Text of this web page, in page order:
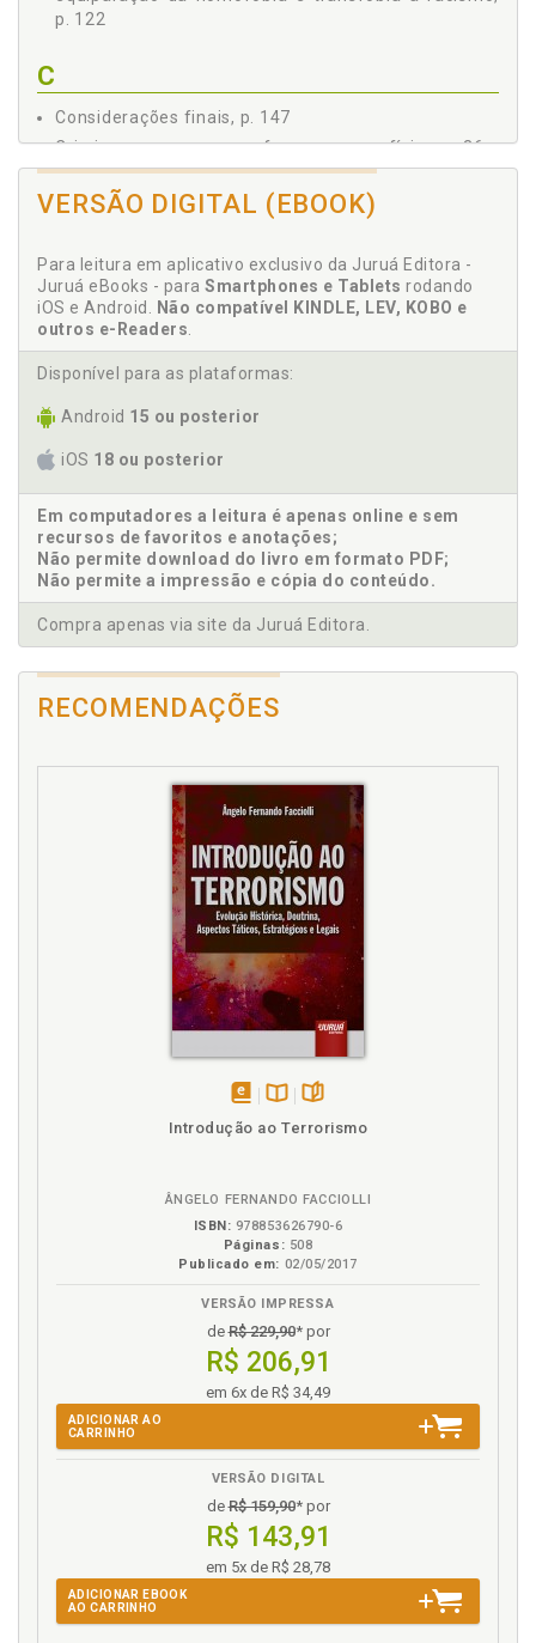
REFERÊNCIAS, p. 155
p. 122
C
Considerações finais, p. 147
Criminoso, agressor ou ofensor pessoa física, p. 36
D
e patrimonial, p. 54
H
Histórico da vítima na legislação criminal brasileira,
Homofobia. Atuação judicial: a punição de condutas
questão da equiparação da homofobia e transfobia
a racismo, p. 122
I
Introdução, p. 17
L
Legislação brasileira: as vítimas comuns e as vítimas
do contexto de violência doméstica e familiar contra
Legislação brasileira: considerações acerca do
sistema de persecução criminal atual, p. 79
Legislação criminal brasileira. Histórico da vítima, p.
Legítima defesa da honra. Atuação judicial: a
proteção da vítima por meio de precedente, a
impossibilidade de sustentação da tese da legítima
defesa da honra no Tribunal do Júri, p. 137
Lista de abreviaturas e siglas, p. 15
diversos mecanismos de proteção, p. 69
Ministério Público. Proteção da vítima prevista nas
Normas internacionais. Proteção da vítima prevista
nas normas internacionais e nas iniciativas
institucionais do Ministério Público e do Poder
O
Ofendido. Vítima ou ofendido pessoa física, p. 28
Ofensor. Criminoso, agressor ou ofensor pessoa
Ofensor. Vítima e o ofensor: aspectos históricos e
VERSÃO DIGITAL (EBOOK)
Para leitura em aplicativo exclusivo da Juruá Editora -
Juruá eBooks - para Smartphones e Tablets rodando
iOS e Android. Não compatível KINDLE, LEV, KOBO e
outros e-Readers.
Disponível para as plataformas:
Android 15 ou posterior
iOS 18 ou posterior
Em computadores a leitura é apenas online e sem
recursos de favoritos e anotações;
Não permite download do livro em formato PDF;
Não permite a impressão e cópia do conteúdo.
Compra apenas via site da Juruá Editora.
RECOMENDAÇÕES
disponível
em
Introdução ao Terrorismo
ÂNGELO FERNANDO FACCIOLLI
ISBN: 978853626790-6
Páginas: 508
Publicado em: 02/05/2017
VERSÃO IMPRESSA
deR$ 229,90* por
R$ 206,91
em 6x de R$ 34,49
ADICIONAR AO
CARRINHO
VERSÃO DIGITAL
deR$ 159,90* por
R$ 143,91
em 5x de R$ 28,78
ADICIONAR EBOOK
AO CARRINHO